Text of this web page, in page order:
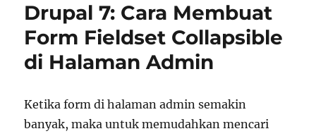
Drupal 7: Cara Membuat
Form Fieldset Collapsible
di Halaman Admin
Ketika form di halaman admin semakin
banyak, maka untuk memudahkan mencari